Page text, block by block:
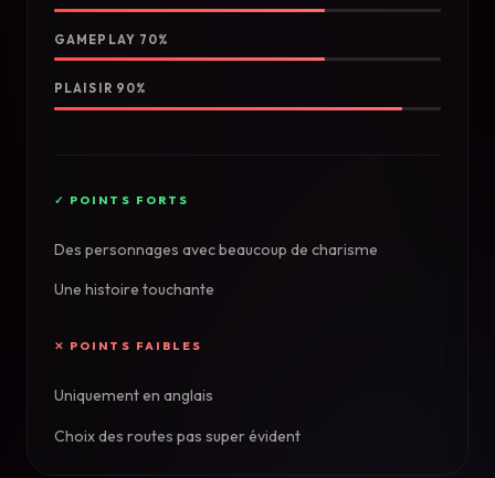
GAMEPLAY 70%
PLAISIR 90%
Des personnages avec beaucoup de charisme
Une histoire touchante
Uniquement en anglais
Choix des routes pas super évident